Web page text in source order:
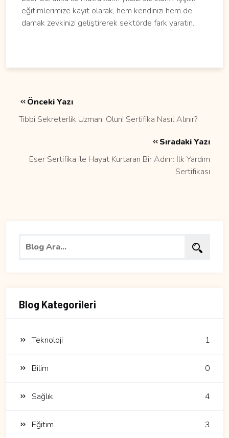
eğitimlerimize kayıt olarak, hem kendinizi hem de
damak zevkinizi geliştirerek sektörde fark yaratın.
Önceki Yazı
Tıbbi Sekreterlik Uzmanı Olun! Sertifika Nasıl Alınır?
Sıradaki Yazı
Eser Sertifika ile Hayat Kurtaran Bir Adım: İlk Yardım
Sertifikası
Blog Kategorileri
Teknoloji 1
Bilim 0
Sağlık 4
Eğitim 3